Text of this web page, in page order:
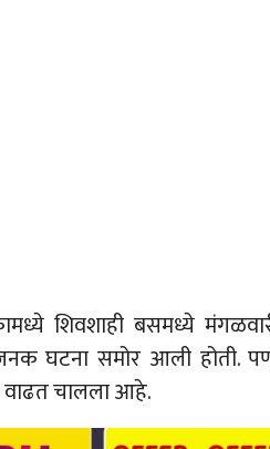
शिवशाही बसमध्ये
घटना समोर आली होती.
चालला आहे.